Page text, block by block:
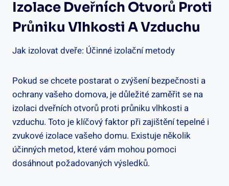
Izolace Dveřních Otvorů Proti
Průniku Vlhkosti A Vzduchu
Jak izolovat dveře: Účinné izolační metody
Pokud se chcete postarat o zvýšení bezpečnosti a
ochrany vašeho domova, je důležité zaměřit se na
izolaci dveřních otvorů proti průniku vlhkosti a
vzduchu. Toto je klíčový faktor při zajištění tepelné i
zvukové izolace vašeho domu. Existuje několik
účinných metod, které vám mohou pomoci
dosáhnout požadovaných výsledků.